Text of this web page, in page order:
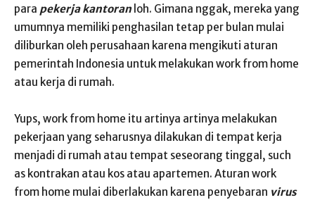
para pekerja kantoranloh. Gimana nggak, mereka yang
umumnya memiliki penghasilan tetap per bulan mulai
diliburkan oleh perusahaan karena mengikuti aturan
pemerintah Indonesia untuk melakukan work from home
atau kerja di rumah.
Yups, work from home itu artinya artinya melakukan
pekerjaan yang seharusnya dilakukan di tempat kerja
menjadi di rumah atau tempat seseorang tinggal, such
as kontrakan atau kos atau apartemen. Aturan work
from home mulai diberlakukan karena penyebaran virus